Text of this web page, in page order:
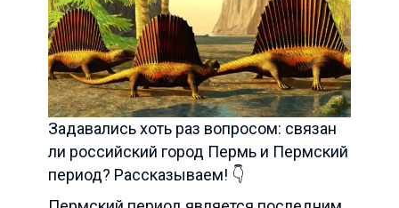
Задавались хоть раз вопросом: связан
ли российский город Пермь и Пермский
период? Рассказываем! 👇